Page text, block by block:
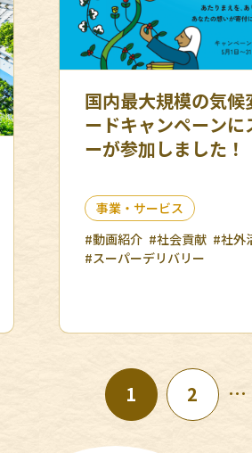
国内最大規模の気
ードキャンペーンに
ーが参加しました！
事業・サービス
#動画紹介 #社会貢献 #社外
#スーパーデリバリー
1 2 …